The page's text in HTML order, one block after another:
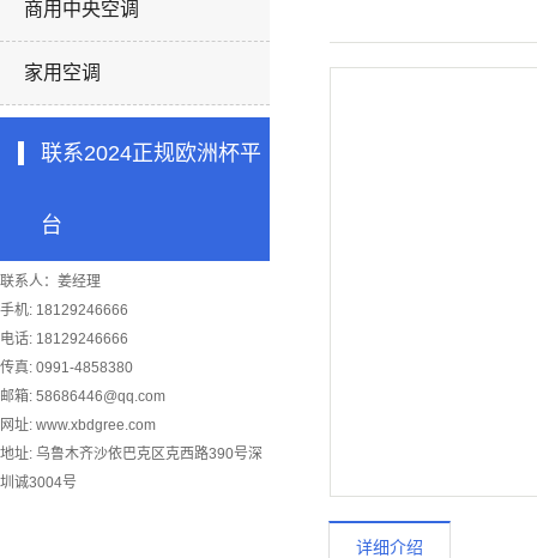
商用中央空调
家用空调
联系2024正规欧洲杯平
台
联系人：姜经理
手机: 18129246666
电话: 18129246666
传真: 0991-4858380
邮箱: 58686446@qq.com
网址: www.xbdgree.com
地址: 乌鲁木齐沙依巴克区克西路390号深
圳诚3004号
详细介绍